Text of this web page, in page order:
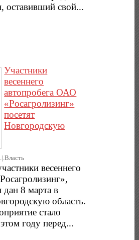
оставивший свой...
Участники
весеннего
автопробега ОАО
«Росагролизинг»
посетят
Новгородскую
весеннего
дан 8 марта в
область.
стало
году перед...